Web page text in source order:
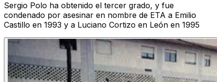
Sergio Polo ha obtenido el tercer grado, y fue
condenado por asesinar en nombre de ETA a Emilio
Castillo en 1993 y a Luciano Cortizo en León en 1995